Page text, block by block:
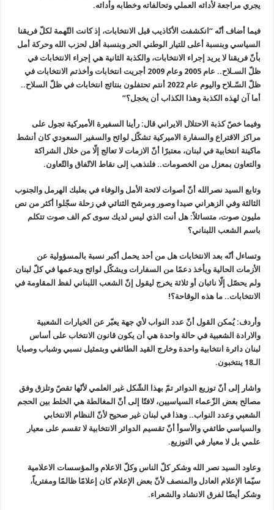
يجري مراجعة لأدائه العملي وتحالفاته وخطابه وأدائه.
فيما أضاف أنّه “انكشفت الأكاذيب قبل الانتخابات، إذ كانت التّهمة لكلّ فريقنا
السياسي وبنسبة أعلى للتيار الوطني الحر وبنسبة أقل لحزب الله وحركة أمل
بأنّ فريقنا لا يريد إجراء الانتخابات، والكذبة الثانية هي إجراء الانتخابات في
ظلّ السـلاح.. عام 2005 وعام 2009 أجريت انتخابات وأخذتم الانتخابات في
ظلّ السّـلاح واليوم عام 2022 أنتم تحتفلون بنتائج انتخابات في ظلّ السلاح..
أما آن لهذه الكذبة وهذا الكذاب أن يخجل؟”
وفيما خصّ كذبة الاحتلال الايراني قال: رأينا السفيرة الأميركية تجول على
مراكز الاقتراع والسفارة الاميركية تشكّل لوائح والسفير السعودي كان أنشط
ماكينة انتخابية في لبنان، معتبرًا أنّ الازمات لا تعالج إلّا من خلال الشراكة
والتعاون بمعزل من الخصومات.. فلنذهب إلى نقاط الاتّفاق والتّعاون.
وتابع السيد نصرالله أنّ أصوات لائحة الأمل والوفاء في بعلبك الهرمل والجنوب
الثالثة وفي الزهراني صيدا وصور ومرشح الثنائي في زحلة سجّلوا أكثر من نص
مليون صوت، متسائلاً: هل أنت الذي ليس لديك سوى كم الف صوت تتكلم
باسم الشعب اللبناني؟
وتساءل أنّه بعد الانتخابات هل من أحد يحمل أكبر نسبة بالمسؤولية عن
الأزمات الحالية ويأخذ دعمًا من السفارات ويشكّل لوائح ويدعمها في كلّ لبنان
ولم يحصّل إلّا نائبان أو ثلاثة يخرج ليقول إنّ الشعب اللبناني لفظ المقاومة في
الانتخابات.. ما هذه الوقاحة؟!
وأردف: يُمكن القول أنّ عدد النواب لأي جهة يعبّر عن الخيارات الشعبية
والارادة الشعبية في حالة واحدة هي أن يكون قانون الانتخاب على أساس
لبنان دائرة انتخابية واحدة وخارج القيد الطائفي وبتمثيل نسبي وشباب وصبايا
الـ18 ينتخبون.
واشار إلى أنّ توزيع الدوائر تمّ بهذا الشّكل غير العلمي لأنّها تقصّ وتلزق وفق
مصالح بعض الزّعماء السياسيين، لافتًا إلى أنّ المغالطة هي الخلط بين الحجم
الشعبي وعدد النواب.. وهذا في لبنان غير صحيح لأنّ النظام الانتخابي
والسياسي طائفي والأسوأ أنّ تقسيم الدوائر الانتخابية لا تقسم على معيار
علمي بل لا معيار في التوزيع.
وعاود السيد نصر الله وشكر كلّ الناس وكلّ الاعلام والمؤسسات الاعلامية
سيّما الإعلام العادل والمنصف لأنّ بعض الإعلام كان إعلامًا ظالمًا ومفترياً،
وشكر أيضًا لفرق الانشاد والشعراء.